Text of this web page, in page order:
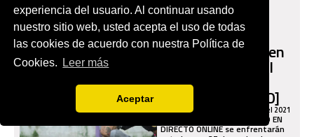
experiencia del usuario. Al continuar usando
nuestro sitio web, usted acepta el uso de todas
las cookies de acuerdo con nuestra Política de
Cookies.
Leer más
Aceptar
Fútbol Uruguayo
Peñarol 0-0
Progreso: resumen
del partido por el
Campeonato
Uruguayo [VIDEO]
Miercoles 24 de Noviembre del 2021
Peñarol vs. Progreso EN VIVO EN
DIRECTO ONLINE se enfrentarán